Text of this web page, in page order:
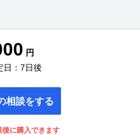
円
日：7日後
相談をする
後に購入できます